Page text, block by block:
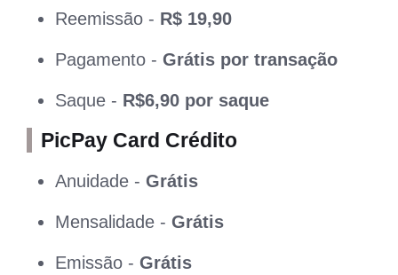
Reemissão - R$ 19,90
Pagamento - Grátis por transação
Saque - R$6,90 por saque
PicPay Card Crédito
Anuidade - Grátis
Mensalidade - Grátis
Emissão - Grátis